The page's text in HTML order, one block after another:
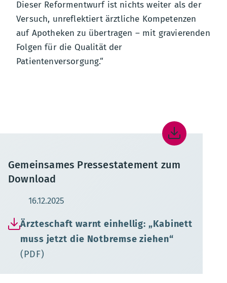
Dieser Reformentwurf ist nichts weiter als der
Versuch, unreflektiert ärztliche Kompetenzen
auf Apotheken zu übertragen – mit gravierenden
Folgen für die Qualität der
Patientenversorgung.“
Gemeinsames Pressestatement zum
Download
Aktualisierungsdatum:
16.12.2025
Ärzteschaft warnt einhellig: „Kabinett
muss jetzt die Notbremse ziehen“
(PDF)